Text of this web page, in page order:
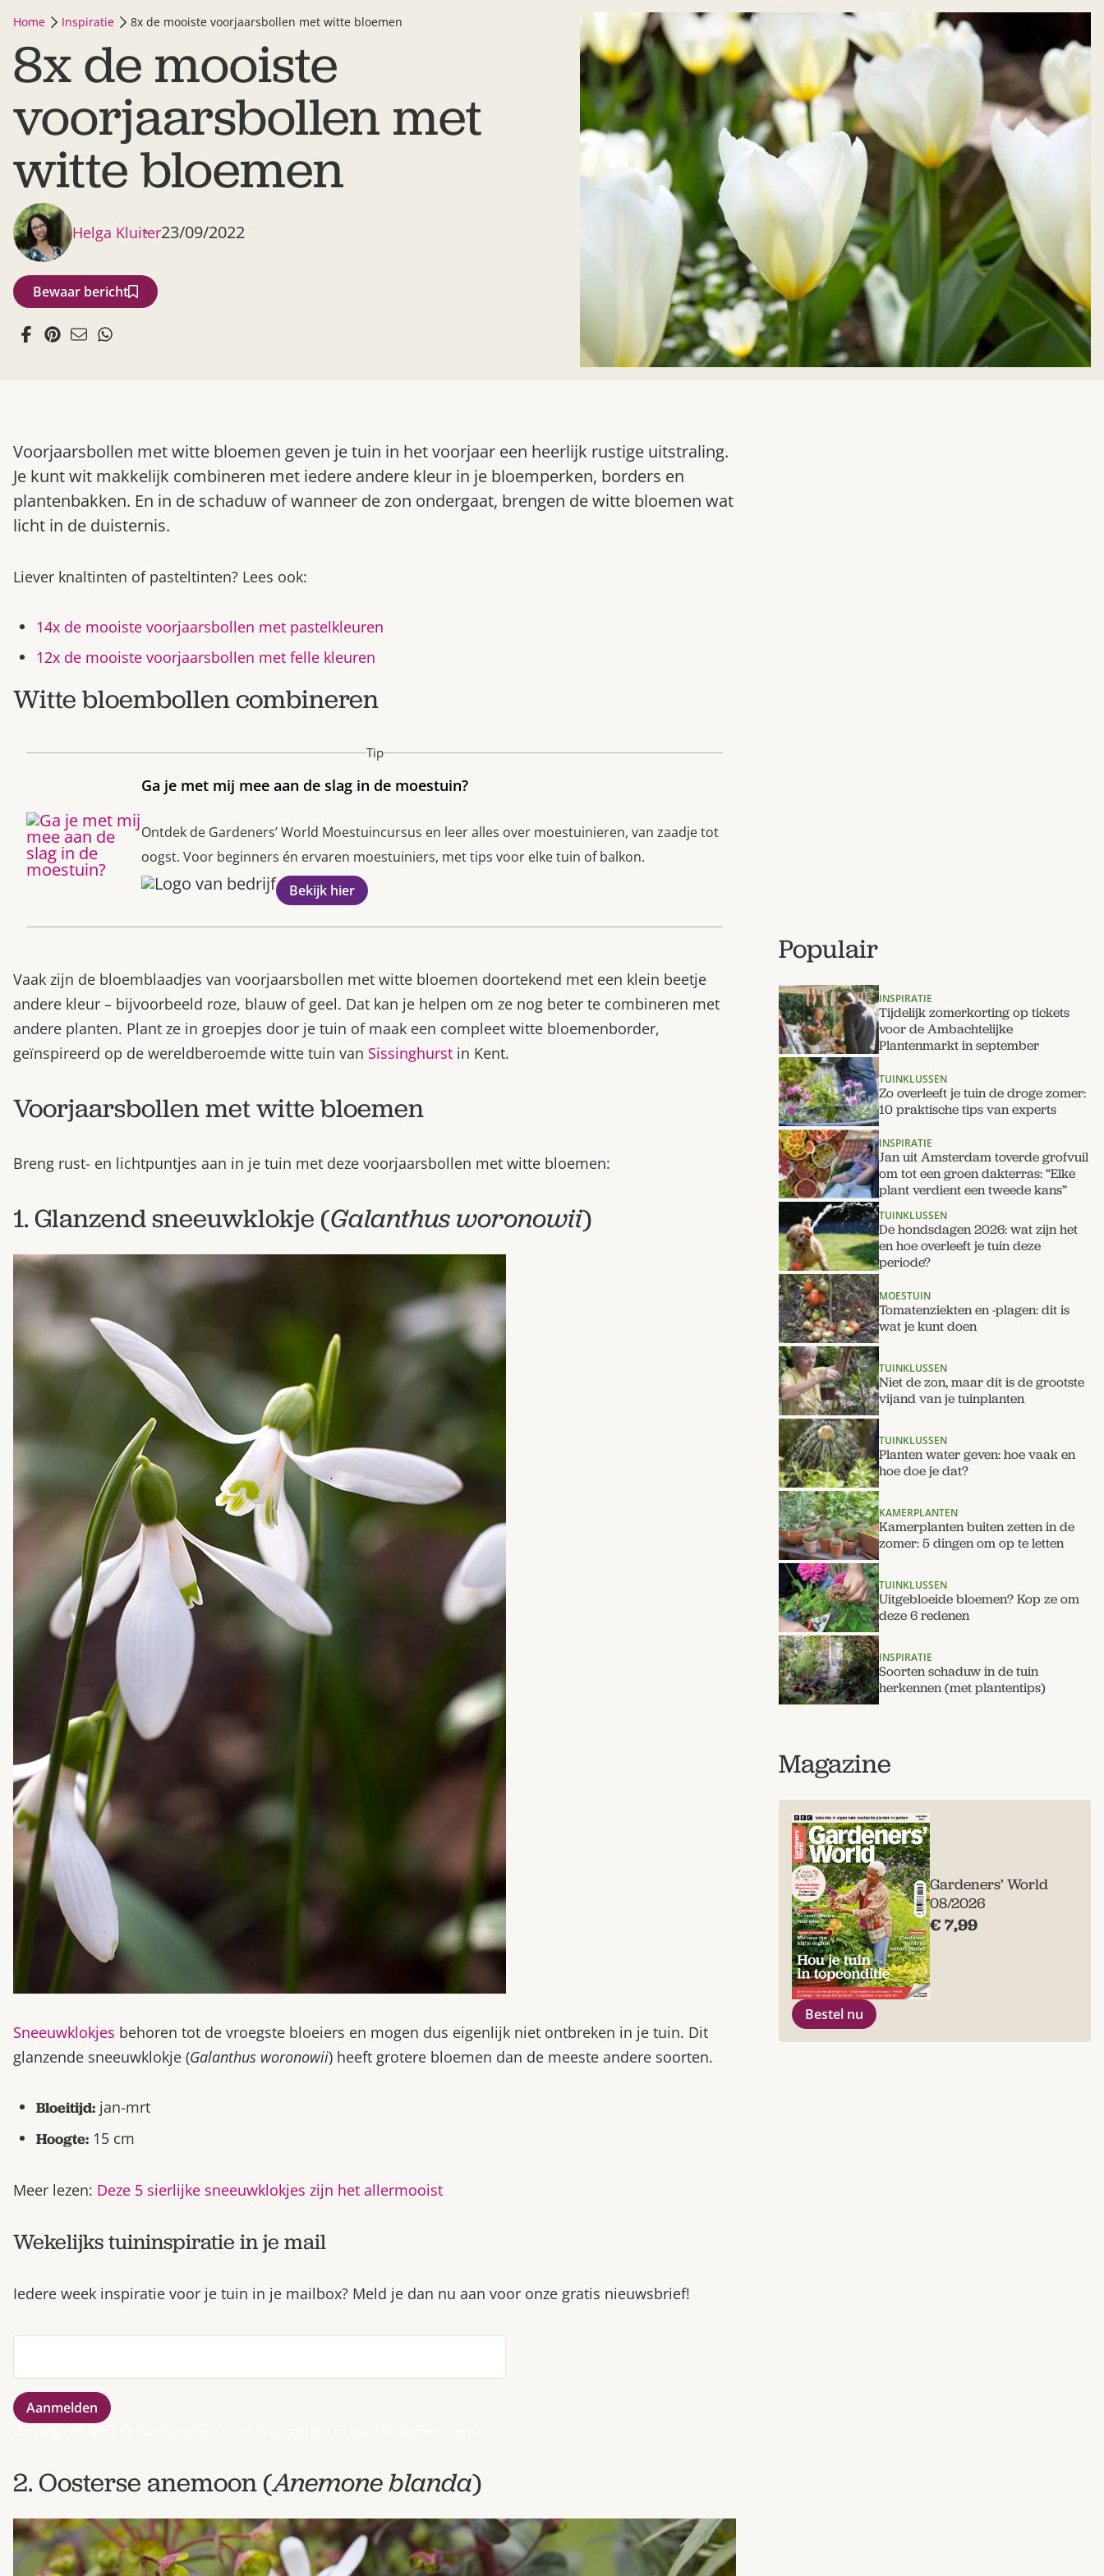
Home Inspiratie 8x de mooiste voorjaarsbollen met witte bloemen
8x de mooiste
voorjaarsbollen met
witte bloemen
Helga Kluiter23/09/2022
Bewaar bericht
Voorjaarsbollen met witte bloemen geven je tuin in het voorjaar een heerlijk rustige uitstraling.
Je kunt wit makkelijk combineren met iedere andere kleur in je bloemperken, borders en
plantenbakken. En in de schaduw of wanneer de zon ondergaat, brengen de witte bloemen wat
licht in de duisternis.
Liever knaltinten of pasteltinten? Lees ook:
14x de mooiste voorjaarsbollen met pastelkleuren
12x de mooiste voorjaarsbollen met felle kleuren
Witte bloembollen combineren
Tip
Ga je met mij mee aan de slag in de moestuin?
Ontdek de Gardeners’ World Moestuincursus en leer alles over moestuinieren, van zaadje tot
oogst. Voor beginners én ervaren moestuiniers, met tips voor elke tuin of balkon.
Bekijk hier
Vaak zijn de bloemblaadjes van voorjaarsbollen met witte bloemen doortekend met een klein beetje
andere kleur – bijvoorbeeld roze, blauw of geel. Dat kan je helpen om ze nog beter te combineren met
andere planten. Plant ze in groepjes door je tuin of maak een compleet witte bloemenborder,
geïnspireerd op de wereldberoemde witte tuin van Sissinghurst in Kent.
Voorjaarsbollen met witte bloemen
Breng rust- en lichtpuntjes aan in je tuin met deze voorjaarsbollen met witte bloemen:
1. Glanzend sneeuwklokje (Galanthus woronowii)
Sneeuwklokjes behoren tot de vroegste bloeiers en mogen dus eigenlijk niet ontbreken in je tuin. Dit
glanzende sneeuwklokje (Galanthus woronowii) heeft grotere bloemen dan de meeste andere soorten.
Bloeitijd: jan-mrt
Hoogte: 15 cm
Meer lezen: Deze 5 sierlijke sneeuwklokjes zijn het allermooist
Wekelijks tuininspiratie in je mail
Iedere week inspiratie voor je tuin in je mailbox? Meld je dan nu aan voor onze gratis nieuwsbrief!
2. Oosterse anemoon (Anemone blanda)
Populair
INSPIRATIE
Tijdelijk zomerkorting op tickets
voor de Ambachtelijke
Plantenmarkt in september
TUINKLUSSEN
Zo overleeft je tuin de droge zomer:
10 praktische tips van experts
INSPIRATIE
Jan uit Amsterdam toverde grofvuil
om tot een groen dakterras: “Elke
plant verdient een tweede kans”
TUINKLUSSEN
De hondsdagen 2026: wat zijn het
en hoe overleeft je tuin deze
periode?
MOESTUIN
Tomatenziekten en -plagen: dit is
wat je kunt doen
TUINKLUSSEN
Niet de zon, maar dít is de grootste
vijand van je tuinplanten
TUINKLUSSEN
Planten water geven: hoe vaak en
hoe doe je dat?
KAMERPLANTEN
Kamerplanten buiten zetten in de
zomer: 5 dingen om op te letten
TUINKLUSSEN
Uitgebloeide bloemen? Kop ze om
deze 6 redenen
INSPIRATIE
Soorten schaduw in de tuin
herkennen (met plantentips)
Magazine
Gardeners’ World
08/2026
€ 7,99
Bestel nu